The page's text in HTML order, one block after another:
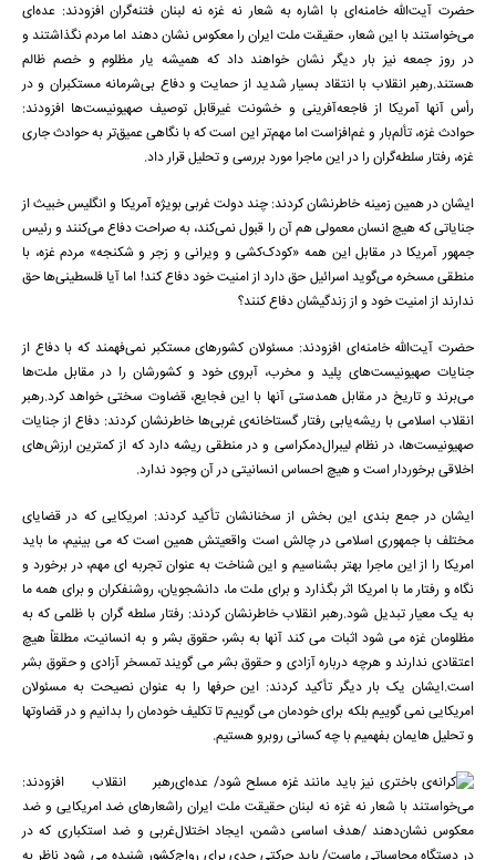
حضرت آیت‌الله خامنه‌ای با اشاره به شعار نه غزه نه لبنان فتنه‌گران افزودند: عده‌ای
می‌خواستند با این شعار، حقیقت ملت ایران را معکوس نشان دهند اما مردم نگذاشتند و
در روز جمعه نیز بار دیگر نشان خواهند داد که همیشه یار مظلوم و خصم ظالم
هستند.رهبر انقلاب با انتقاد بسیار شدید از حمایت و دفاع بی‌شرمانه مستکبران و در
رأس آنها آمریکا از فاجعه‌آفرینی و خشونت غیرقابل توصیف صهیونیست‌ها افزودند:
حوادث غزه، تألم‌بار و غم‌افزاست اما مهم‌تر این است که با نگاهی عمیق‌تر به حوادث جاری
غزه، رفتار سلطه‌گران را در این ماجرا مورد بررسی و تحلیل قرار داد.
ایشان در همین زمینه خاطرنشان کردند: چند دولت غربی بویژه آمریکا و انگلیس خبیث از
جنایاتی که هیچ انسان معمولی هم آن را قبول نمی‌کند، به صراحت دفاع می‌کنند و رئیس
جمهور آمریکا در مقابل این همه «کودک‌کشی و ویرانی و زجر و شکنجه» مردم غزه، با
منطقی مسخره می‌گوید اسرائیل حق دارد از امنیت خود دفاع کند! اما آیا فلسطینی‌ها حق
ندارند از امنیت خود و از زندگیشان دفاع کنند؟
حضرت آیت‌الله خامنه‌ای افزودند: مسئولان کشورهای مستکبر نمی‌فهمند که با دفاع از
جنایات صهیونیست‌های پلید و مخرب، آبروی خود و کشورشان را در مقابل ملت‌ها
می‌برند و تاریخ در مقابل همدستی آنها با این فجایع، قضاوت سختی خواهد کرد.رهبر
انقلاب اسلامی با ریشه‌یابی رفتار گستاخانه‌ی غربی‌ها خاطرنشان کردند: دفاع از جنایات
صهیونیست‌ها، در نظام لیبرال‌دمکراسی و در منطقی ریشه دارد که از کمترین ارزش‌های
اخلاقی برخوردار است و هیچ احساس انسانیتی در آن وجود ندارد.
ایشان در جمع بندی این بخش از سخنانشان تأکید کردند: امریکایی که در قضایای
مختلف با جمهوری اسلامی در چالش است واقعیتش همین است که می بینیم، ما باید
امریکا را از این ماجرا بهتر بشناسیم و این شناخت به عنوان تجربه ای مهم، در برخورد و
نگاه و رفتار ما با امریکا اثر بگذارد و برای ملت ما، دانشجویان، روشنفکران و برای همه ما
به یک معیار تبدیل شود.رهبر انقلاب خاطرنشان کردند: رفتار سلطه گران با ظلمی که به
مظلومان غزه می شود اثبات می کند آنها به بشر، حقوق بشر و به انسانیت، مطلقاً هیچ
اعتقادی ندارند و هرچه درباره آزادی و حقوق بشر می گویند تمسخر آزادی و حقوق بشر
است.ایشان یک بار دیگر تأکید کردند: این حرفها را به عنوان نصیحت به مسئولان
امریکایی نمی گوییم بلکه برای خودمان می گوییم تا تکلیف خودمان را بدانیم و در قضاوتها
و تحلیل هایمان بفهمیم با چه کسانی روبرو هستیم.
رهبر انقلاب افزودند:
شعارهای ضد امریکایی و ضد
غربی و ضد استکباری که در